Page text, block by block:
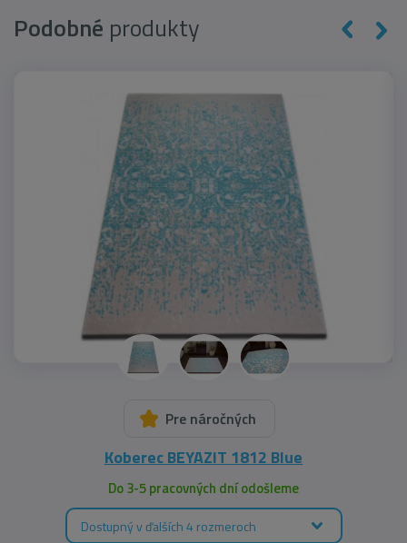
Podobné produkty
Pre náročných
Koberec BEYAZIT 1812 Blue
Do 3-5 pracovných dní odošleme
Dostupný v ďalších 4 rozmeroch